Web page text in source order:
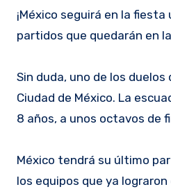
¡México seguirá en la fiesta un partido más! Ya comenzaron los dieciseisavos de final del Mundial 2026 y, sin duda, hubo
partidos que quedarán en
Sin duda, uno de los
Ciudad de México. La
8 años, a unos octavos de
México tendrá su último
los equipos que ya